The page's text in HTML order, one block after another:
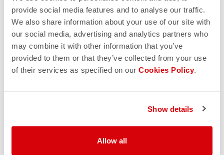
provide social media features and to analyse our traffic.
We also share information about your use of our site with
our social media, advertising and analytics partners who
may combine it with other information that you’ve
provided to them or that they’ve collected from your use
of their services as specified on our Cookies Policy.
Show details
Allow all